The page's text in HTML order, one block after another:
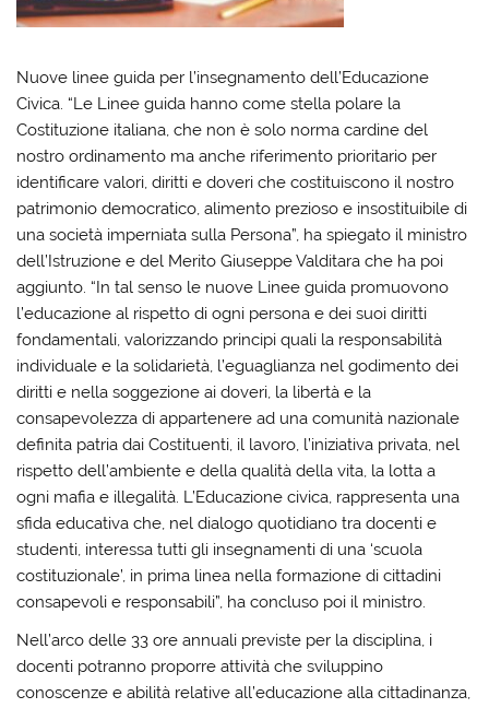
Nuove linee guida per l’insegnamento dell’Educazione
Civica. “Le Linee guida hanno come stella polare la
Costituzione italiana, che non è solo norma cardine del
nostro ordinamento ma anche riferimento prioritario per
identificare valori, diritti e doveri che costituiscono il nostro
patrimonio democratico, alimento prezioso e insostituibile di
una società imperniata sulla Persona”, ha spiegato il ministro
dell’Istruzione e del Merito Giuseppe Valditara che ha poi
aggiunto. “In tal senso le nuove Linee guida promuovono
l’educazione al rispetto di ogni persona e dei suoi diritti
fondamentali, valorizzando principi quali la responsabilità
individuale e la solidarietà, l’eguaglianza nel godimento dei
diritti e nella soggezione ai doveri, la libertà e la
consapevolezza di appartenere ad una comunità nazionale
definita patria dai Costituenti, il lavoro, l’iniziativa privata, nel
rispetto dell’ambiente e della qualità della vita, la lotta a
ogni mafia e illegalità. L’Educazione civica, rappresenta una
sfida educativa che, nel dialogo quotidiano tra docenti e
studenti, interessa tutti gli insegnamenti di una ‘scuola
costituzionale’, in prima linea nella formazione di cittadini
consapevoli e responsabili”, ha concluso poi il ministro.
Nell’arco delle 33 ore annuali previste per la disciplina, i
docenti potranno proporre attività che sviluppino
conoscenze e abilità relative all’educazione alla cittadinanza,